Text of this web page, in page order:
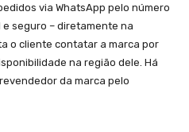
via WhatsApp pelo número
e seguro – diretamente na
o cliente contatar a marca por
na região dele. Há
da marca pelo